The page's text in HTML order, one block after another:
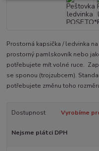
Prostorná kapsička / ledvinka
prostorný pamlskovník nebo
potřebujete mít volné ruce.
se sponou (trojzubcem).
potřebujete změnu toho
Dostupnost Vyrobíme
Nejsme plátci DPH